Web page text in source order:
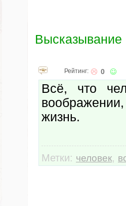
Рейтинг: 0
Всё, что
жизнь.
Метки: человек,